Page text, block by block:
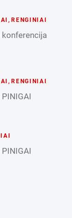
,RENGINIAI
,RENGINIAI